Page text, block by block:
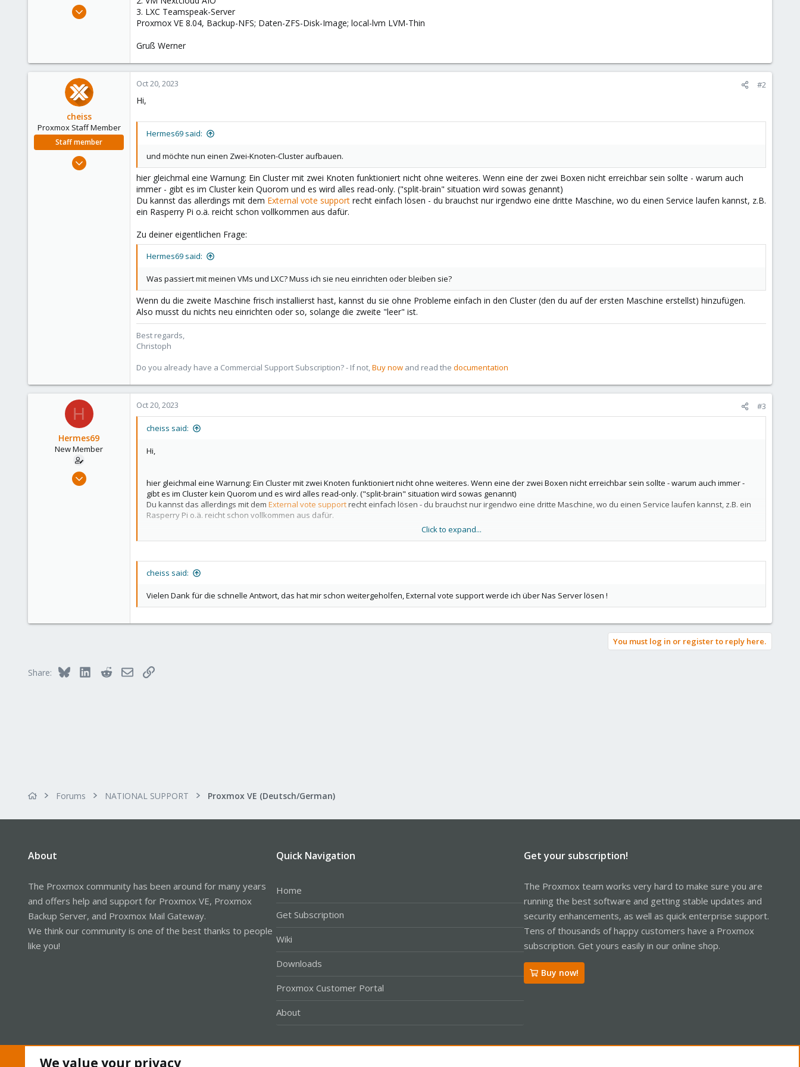
3. LXC Teamspeak-Server
Proxmox VE 8.04, Backup-NFS; Daten-ZFS-Disk-Image; local-lvm LVM-Thin
Gruß Werner
cheiss
Proxmox Staff Member
Staff member
Dec 5, 2022
Oct 20, 2023 #2
Hi,
Hermes69 said:
und möchte nun einen Zwei-Knoten-Cluster aufbauen.
hier gleichmal eine Warnung: Ein Cluster mit zwei Knoten funktioniert nicht ohne weiteres. Wenn eine der zwei Boxen nicht erreichbar sein sollte - warum auch
immer - gibt es im Cluster kein Quorom und es wird alles read-only. ("split-brain" situation wird sowas genannt)
Du kannst das allerdings mit dem External vote support recht einfach lösen - du brauchst nur irgendwo eine dritte Maschine, wo du einen Service laufen kannst, z.B.
ein Rasperry Pi o.ä. reicht schon vollkommen aus dafür.
Zu deiner eigentlichen Frage:
Hermes69 said:
Was passiert mit meinen VMs und LXC? Muss ich sie neu einrichten oder bleiben sie?
Wenn du die zweite Maschine frisch installierst hast, kannst du sie ohne Probleme einfach in den Cluster (den du auf der ersten Maschine erstellst) hinzufügen.
Also musst du nichts neu einrichten oder so, solange die zweite "leer" ist.
Best regards,
Christoph
Do you already have a Commercial Support Subscription? - If not,Buy now and read the documentation
H
Hermes69
New Member
Oct 20, 2023 #3
cheiss said:
Hi,
hier gleichmal eine Warnung: Ein Cluster mit zwei Knoten funktioniert nicht ohne weiteres. Wenn eine der zwei Boxen nicht erreichbar sein sollte - warum auch immer -
gibt es im Cluster kein Quorom und es wird alles read-only. ("split-brain" situation wird sowas genannt)
Du kannst das allerdings mit dem External vote supportrecht einfach lösen - du brauchst nur irgendwo eine dritte Maschine, wo du einen Service laufen kannst, z.B. ein
Rasperry Pi o.ä. reicht schon vollkommen aus dafür.
Also musst du nichts neu einrichten oder so, solange die zweite "leer" ist.
Click to expand...
cheiss said:
Vielen Dank für die schnelle Antwort, das hat mir schon weitergeholfen, External vote support werde ich über Nas Server lösen !
You must log in or register to reply here.
Share: Bluesky LinkedInRedditEmailLink
Forums NATIONAL SUPPORT Proxmox VE (Deutsch/German)
About
The Proxmox community has been around for many years
and offers help and support for Proxmox VE, Proxmox
Backup Server, and Proxmox Mail Gateway.
We think our community is one of the best thanks to people
like you!
Quick Navigation
Home
Get Subscription
Wiki
Downloads
Proxmox Customer Portal
About
Get your subscription!
The Proxmox team works very hard to make sure you are
running the best software and getting stable updates and
security enhancements, as well as quick enterprise support.
Tens of thousands of happy customers have a Proxmox
subscription. Get yours easily in our online shop.
Buy now!
We value your privacy